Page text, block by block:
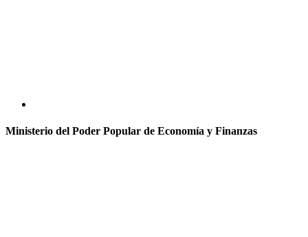
Ministerio del Poder Popular de Economía y Finanzas